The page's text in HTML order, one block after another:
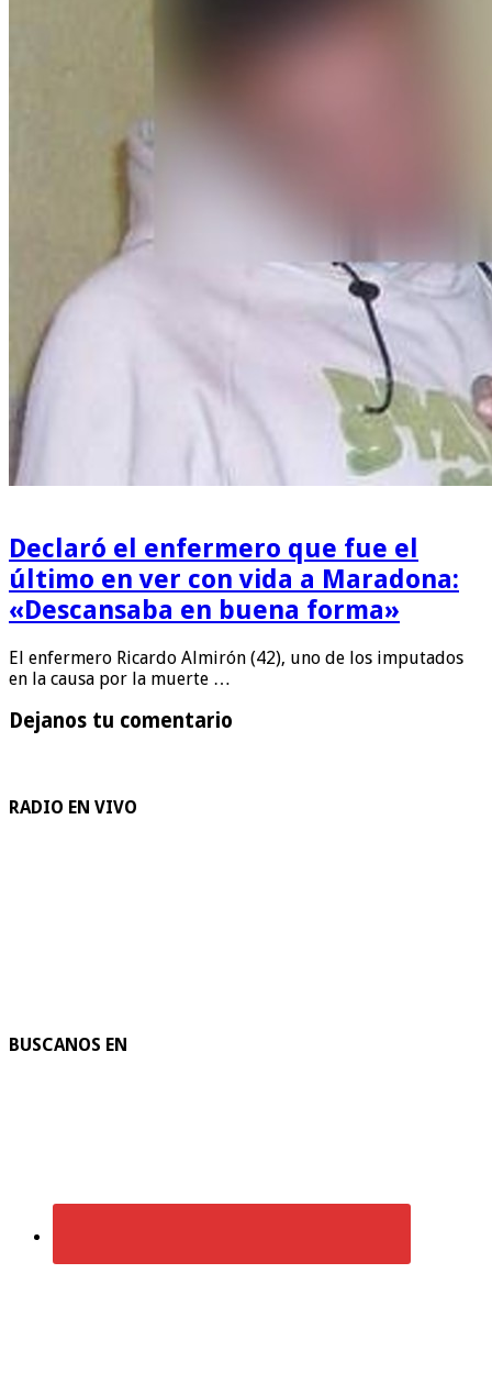
Declaró el enfermero que fue el
último en ver con vida a Maradona:
«Descansaba en buena forma»
El enfermero Ricardo Almirón (42), uno de los imputados
en la causa por la muerte …
Dejanos tu comentario
RADIO EN VIVO
BUSCANOS EN